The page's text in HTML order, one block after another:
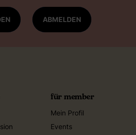
ABMELDEN
für member
Mein Profil
Events